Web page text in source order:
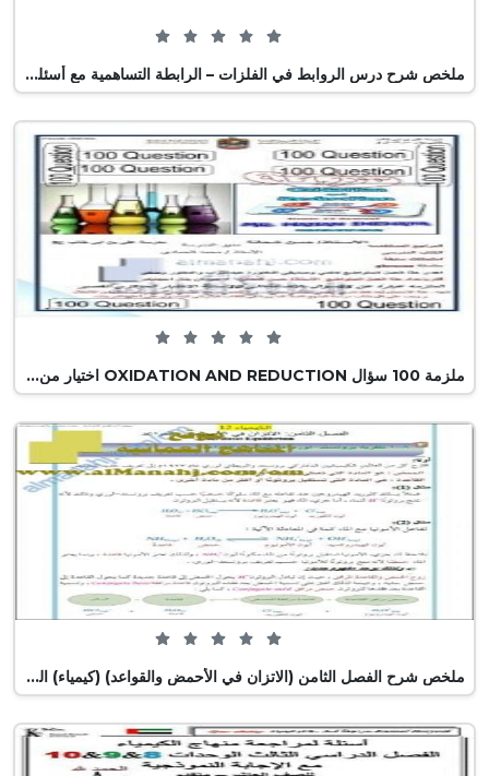
0 من 5 (0 تصويت)
ملخص شرح درس الروابط في الفلزات – الرابطة التساهمية مع أسئلة اختبارية (كيمياء) التاسع
0 من 5 (0 تصويت)
ملزمة 100 سؤال OXIDATION AND REDUCTION اختيار من متعدد مع الحل, منهج انجليزي (كيمياء) الثاني عشر العام
0 من 5 (0 تصويت)
ملخص شرح الفصل الثامن (الاتزان في الأحمض والقواعد) (كيمياء) الثاني عشر